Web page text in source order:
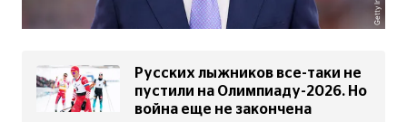
Русских лыжников все-таки не
пустили на Олимпиаду-2026. Но
война еще не закончена